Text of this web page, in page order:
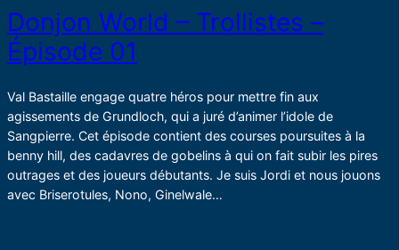
Donjon World – Trollistes –
Épisode 01
Val Bastaille engage quatre héros pour mettre fin aux
agissements de Grundloch, qui a juré d’animer l’idole de
Sangpierre. Cet épisode contient des courses poursuites à la
benny hill, des cadavres de gobelins à qui on fait subir les pires
outrages et des joueurs débutants. Je suis Jordi et nous jouons
avec Briserotules, Nono, Ginelwale…